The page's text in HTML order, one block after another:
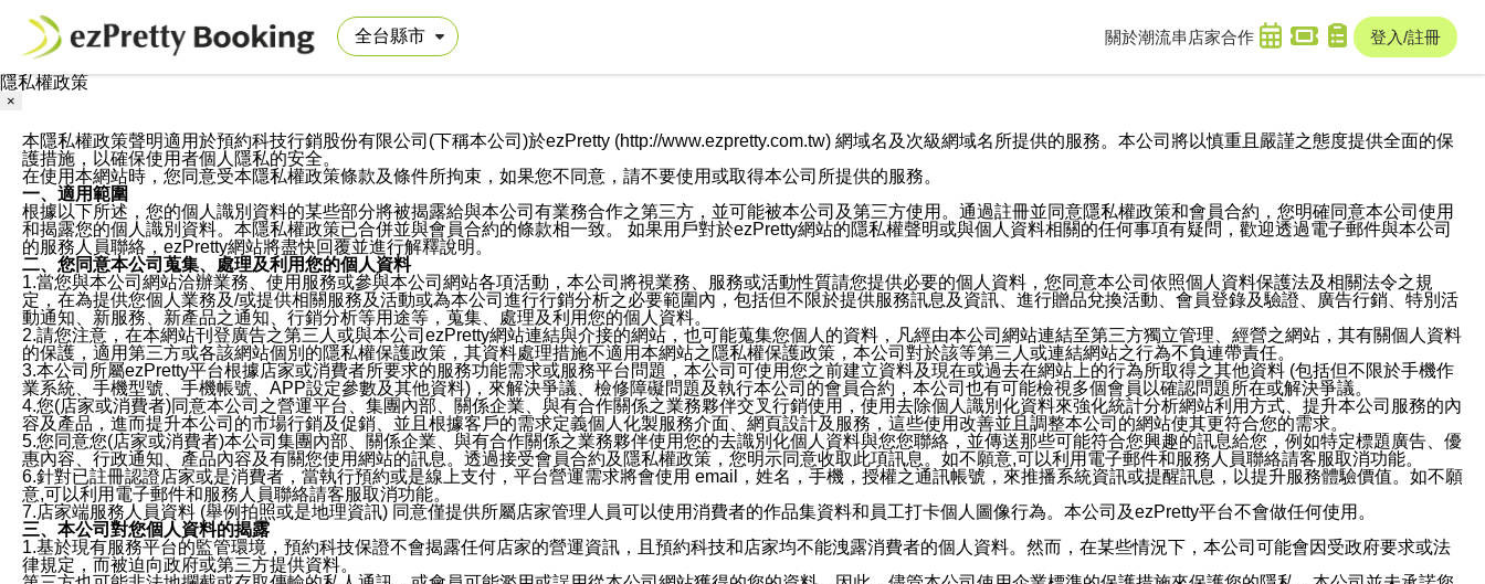
關於潮流串 店家合作 登入/註冊
隱私權政策
×
本隱私權政策聲明適用於預約科技行銷股份有限公司(下稱本公司)於ezPretty (http://www.ezpretty.com.tw) 網域名及次級網域名所提供的服務。本公司將以慎重且嚴謹之態度提供全面的保
護措施，以確保使用者個人隱私的安全。
在使用本網站時，您同意受本隱私權政策條款及條件所拘束，如果您不同意，請不要使用或取得本公司所提供的服務。
一、適用範圍
根據以下所述，您的個人識別資料的某些部分將被揭露給與本公司有業務合作之第三方，並可能被本公司及第三方使用。通過註冊並同意隱私權政策和會員合約，您明確同意本公司使用
和揭露您的個人識別資料。本隱私權政策已合併並與會員合約的條款相一致。 如果用戶對於ezPretty網站的隱私權聲明或與個人資料相關的任何事項有疑問，歡迎透過電子郵件與本公司
的服務人員聯絡，ezPretty網站將盡快回覆並進行解釋說明。
二、您同意本公司蒐集、處理及利用您的個人資料
1.當您與本公司網站洽辦業務、使用服務或參與本公司網站各項活動，本公司將視業務、服務或活動性質請您提供必要的個人資料，您同意本公司依照個人資料保護法及相關法令之規
定，在為提供您個人業務及/或提供相關服務及活動或為本公司進行行銷分析之必要範圍內，包括但不限於提供服務訊息及資訊、進行贈品兌換活動、會員登錄及驗證、廣告行銷、特別活
動通知、新服務、新產品之通知、行銷分析等用途等，蒐集、處理及利用您的個人資料。
2.請您注意，在本網站刊登廣告之第三人或與本公司ezPretty網站連結與介接的網站，也可能蒐集您個人的資料，凡經由本公司網站連結至第三方獨立管理、經營之網站，其有關個人資料
的保護，適用第三方或各該網站個別的隱私權保護政策，其資料處理措施不適用本網站之隱私權保護政策，本公司對於該等第三人或連結網站之行為不負連帶責任。
3.本公司所屬ezPretty平台根據店家或消費者所要求的服務功能需求或服務平台問題，本公司可使用您之前建立資料及現在或過去在網站上的行為所取得之其他資料 (包括但不限於手機作
業系統、手機型號、手機帳號、APP設定參數及其他資料)，來解決爭議、檢修障礙問題及執行本公司的會員合約，本公司也有可能檢視多個會員以確認問題所在或解決爭議。
4.您(店家或消費者)同意本公司之營運平台、集團內部、關係企業、與有合作關係之業務夥伴交叉行銷使用，使用去除個人識別化資料來強化統計分析網站利用方式、提升本公司服務的內
容及產品，進而提升本公司的市場行銷及促銷、並且根據客戶的需求定義個人化製服務介面、網頁設計及服務，這些使用改善並且調整本公司的網站使其更符合您的需求。
5.您同意您(店家或消費者)本公司集團內部、關係企業、與有合作關係之業務夥伴使用您的去識別化個人資料與您您聯絡，並傳送那些可能符合您興趣的訊息給您，例如特定標題廣告、優
惠內容、行政通知、產品內容及有關您使用網站的訊息。透過接受會員合約及隱私權政策，您明示同意收取此項訊息。如不願意,可以利用電子郵件和服務人員聯絡請客服取消功能。
6.針對已註冊認證店家或是消費者，當執行預約或是線上支付，平台營運需求將會使用 email，姓名，手機，授權之通訊帳號，來推播系統資訊或提醒訊息，以提升服務體驗價值。如不願
意,可以利用電子郵件和服務人員聯絡請客服取消功能。
7.店家端服務人員資料 (舉例拍照或是地理資訊) 同意僅提供所屬店家管理人員可以使用消費者的作品集資料和員工打卡個人圖像行為。本公司及ezPretty平台不會做任何使用。
三、本公司對您個人資料的揭露
1.基於現有服務平台的監管環境，預約科技保證不會揭露任何店家的營運資訊，且預約科技和店家均不能洩露消費者的個人資料。然而，在某些情況下，本公司可能會因受政府要求或法
律規定，而被迫向政府或第三方提供資料。